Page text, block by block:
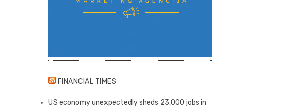
FINANCIAL TIMES
US economy unexpectedly sheds 23,000 jobs in